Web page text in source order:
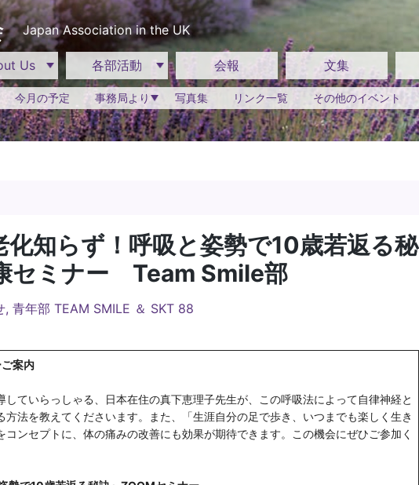
Japan Association in the UK
Us 各部活動 会報 文集
今月の予定 事務局より 写真集 リンク一覧 その他のイベント
化知らず！呼吸と姿勢で10歳若返る秘
セミナー Team Smile部
, 青年部 TEAM SMILE ＆ SKT 88
案内
ていらっしゃる、日本在住の真下恵理子先生が、この呼吸法によって自律神経と
法を教えてくださいます。また、「生涯自分の足で歩き、いつまでも楽しく生き
コンセプトに、体の痛みの改善にも効果が期待できます。この機会にぜひご参加く